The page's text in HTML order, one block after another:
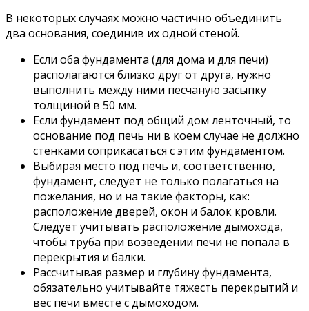
В некоторых случаях можно частично объединить
два основания, соединив их одной стеной.
Если оба фундамента (для дома и для печи)
располагаются близко друг от друга, нужно
выполнить между ними песчаную засыпку
толщиной в 50 мм.
Если фундамент под общий дом ленточный, то
основание под печь ни в коем случае не должно
стенками соприкасаться с этим фундаментом.
Выбирая место под печь и, соответственно,
фундамент, следует не только полагаться на
пожелания, но и на такие факторы, как:
расположение дверей, окон и балок кровли.
Следует учитывать расположение дымохода,
чтобы труба при возведении печи не попала в
перекрытия и балки.
Рассчитывая размер и глубину фундамента,
обязательно учитывайте тяжесть перекрытий и
вес печи вместе с дымоходом.